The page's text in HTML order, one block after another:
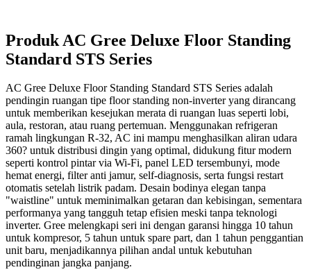
Produk AC Gree Deluxe Floor Standing
Standard STS Series
AC Gree Deluxe Floor Standing Standard STS Series adalah
pendingin ruangan tipe floor standing non-inverter yang dirancang
untuk memberikan kesejukan merata di ruangan luas seperti lobi,
aula, restoran, atau ruang pertemuan. Menggunakan refrigeran
ramah lingkungan R-32, AC ini mampu menghasilkan aliran udara
360? untuk distribusi dingin yang optimal, didukung fitur modern
seperti kontrol pintar via Wi-Fi, panel LED tersembunyi, mode
hemat energi, filter anti jamur, self-diagnosis, serta fungsi restart
otomatis setelah listrik padam. Desain bodinya elegan tanpa
"waistline" untuk meminimalkan getaran dan kebisingan, sementara
performanya yang tangguh tetap efisien meski tanpa teknologi
inverter. Gree melengkapi seri ini dengan garansi hingga 10 tahun
untuk kompresor, 5 tahun untuk spare part, dan 1 tahun penggantian
unit baru, menjadikannya pilihan andal untuk kebutuhan
pendinginan jangka panjang.